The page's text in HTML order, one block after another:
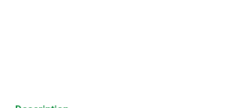
Extranet Syndic Et Gestion Locative